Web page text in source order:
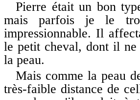
Pierre était un bon
mais parfois je le
impressionnable. Il
le petit cheval, dont il
la peau.
Mais comme la peau
très-faible distance de